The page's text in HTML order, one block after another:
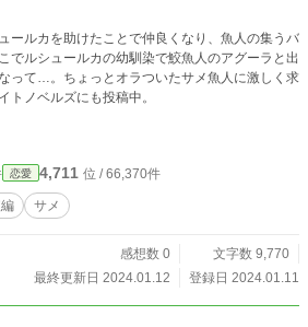
ールカを助けたことで仲良くなり、魚人の集うバ
でルシュールカの幼馴染で鮫魚人のアグーラと出
って…。ちょっとオラついたサメ魚人に激しく求
トノベルズにも投稿中。
恋愛 4,711 位 / 66,370件
サメ
感想数 0
文字数 9,770
最終更新日 2024.01.12
登録日 2024.01.11